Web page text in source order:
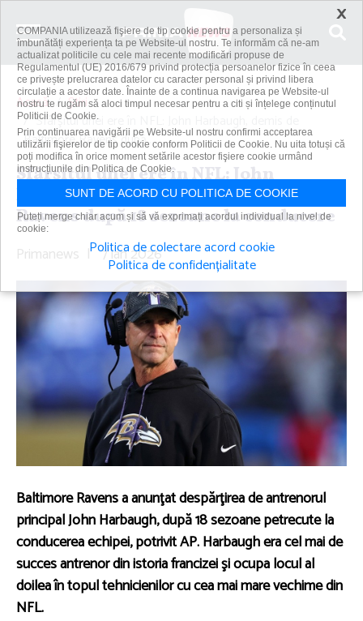
Acasă
Știri
Sfârşitul unei ere în NFL: John Harbaugh, demis de
Baltimore Ravens după...
Sfârşitul unei ere în NFL: John
Harbaugh, demis de Baltimore
Ravens după 18 sezoane la conducere
Primanews | 7 ian 2026
Baltimore Ravensa anunţat despărţirea de antrenorul
principalJohn Harbaugh, după 18 sezoane petrecute la
conducerea echipei, potrivit AP. Harbaugh era cel mai de
succes antrenor din istoria francizei şi ocupa locul al
doilea în topul tehnicienilor cu cea mai mare vechime din
NFL.
×
COMPANIA utilizează fişiere de tip cookie pentru a personaliza și
îmbunătăți experiența ta pe Website-ul nostru. Te informăm că ne-am
actualizat politicile cu cele mai recente modificări propuse de
Regulamentul (UE) 2016/679 privind protecția persoanelor fizice în ceea
ce privește prelucrarea datelor cu caracter personal și privind libera
circulație a acestor date. Înainte de a continua navigarea pe Website-ul
nostru te rugăm să aloci timpul necesar pentru a citi și înțelege conținutul
Politicii de Cookie.
Prin continuarea navigării pe Website-ul nostru confirmi acceptarea
utilizării fişierelor de tip cookie conform Politicii de Cookie. Nu uita totuși că
poți modifica în orice moment setările acestor fişiere cookie urmând
instrucțiunile din Politica de Cookie.
SUNT DE ACORD CU POLITICA DE COOKIE
Puteți merge chiar acum și să vă exprimați acordul individual la nivel de
cookie:
Politica de colectare acord cookie
Politica de confidențialitate